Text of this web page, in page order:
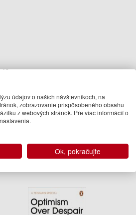
Knihy v angličtine
údajov o našich návštevníkoch, na
zobrazovanie prispôsobeného obsahu
z webových stránok. Pre viac informácií o
Ok, pokračujte